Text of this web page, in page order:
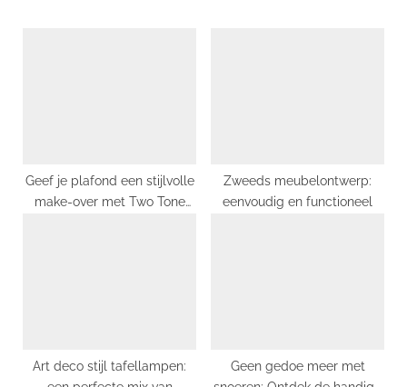
Geef je plafond een stijlvolle
make-over met Two Tone
Zweeds meubelontwerp:
eenvoudig en functioneel
Art deco stijl tafellampen:
Geen gedoe meer met